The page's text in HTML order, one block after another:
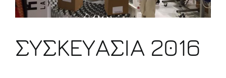
ΣΥΣΚΕΥΑΣΙΑ 2016